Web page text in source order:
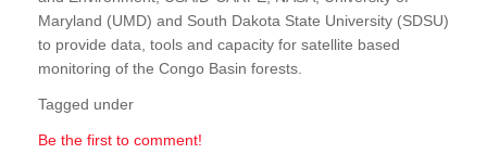
Maryland (UMD) and South Dakota State University (SDSU)
to provide data, tools and capacity for satellite based
monitoring of the Congo Basin forests.
Tagged under
Be the first to comment!